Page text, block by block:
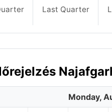
Last Quarter
Monday,